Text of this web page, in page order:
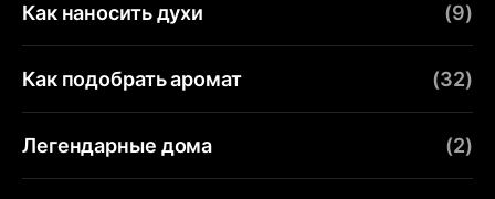
Как наносить духи (9)
Как подобрать аромат (32)
Легендарные дома (2)